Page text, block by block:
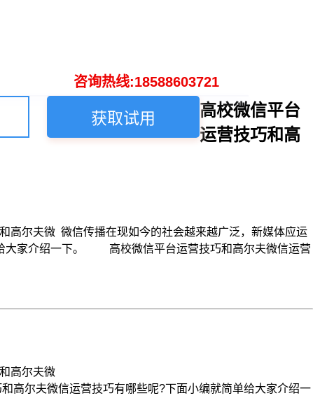
咨询热线:18588603721
获取试用
高校微信平台
运营技巧和高
高尔夫微 微信传播在现如今的社会越来越广泛，新媒体应运
大家介绍一下。 高校微信平台运营技巧和高尔夫微信运营
高尔夫微
高尔夫微信运营技巧有哪些呢?下面小编就简单给大家介绍一